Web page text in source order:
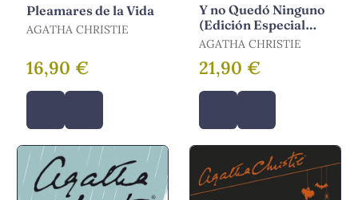
Pleamares de la Vida
AGATHA CHRISTIE
16,90 €
Y no Quedó Ninguno
(Edición Especial
Cantos Tintados)
AGATHA CHRISTIE
21,90 €